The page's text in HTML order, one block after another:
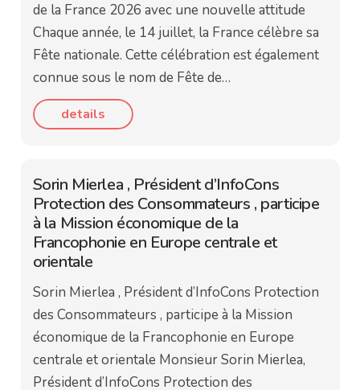
de la France 2026 avec une nouvelle attitude
Chaque année, le 14 juillet, la France célèbre sa
Fête nationale. Cette célébration est également
connue sous le nom de Fête de…
details
Sorin Mierlea , Président d’InfoCons
Protection des Consommateurs , participe
à la Mission économique de la
Francophonie en Europe centrale et
orientale
Sorin Mierlea , Président d’InfoCons Protection
des Consommateurs , participe à la Mission
économique de la Francophonie en Europe
centrale et orientale Monsieur Sorin Mierlea,
Président d’InfoCons Protection des